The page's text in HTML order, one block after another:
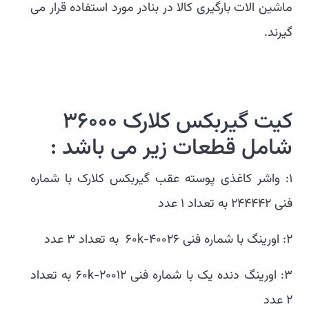
ماشین الات بارگیری کالا در بنادر مورد استفاده قرار می
گیرند.
کیت گیربکس کلارک ۳۶۰۰۰
شامل قطعات زیر می باشد :
۱: واشر کاغذی پوسته عقب گیربکس کلارک با شماره
فنی ۲۴۴۴۴۲ به تعداد ۱ عدد
۲: اورینگ با شماره فنی ۶۰k-40026 به تعداد ۳ عدد
۳: اورینگ دنده یک با شماره فنی ۶۰k-20012 به تعداد
۲ عدد